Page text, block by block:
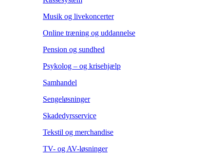
Musik og livekoncerter
Online træning og uddannelse
Pension og sundhed
Psykolog – og krisehjælp
Samhandel
Sengeløsninger
Skadedyrsservice
Tekstil og merchandise
TV- og AV-løsninger